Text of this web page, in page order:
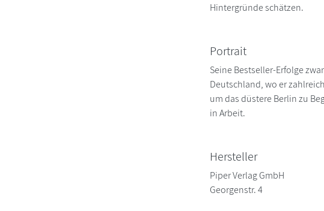
Hintergründe schätzen.
Portrait
Seine Bestseller-Erfolge
Deutschland, wo er
um das düstere Berlin zu
in Arbeit.
Hersteller
Piper Verlag GmbH
Georgenstr. 4